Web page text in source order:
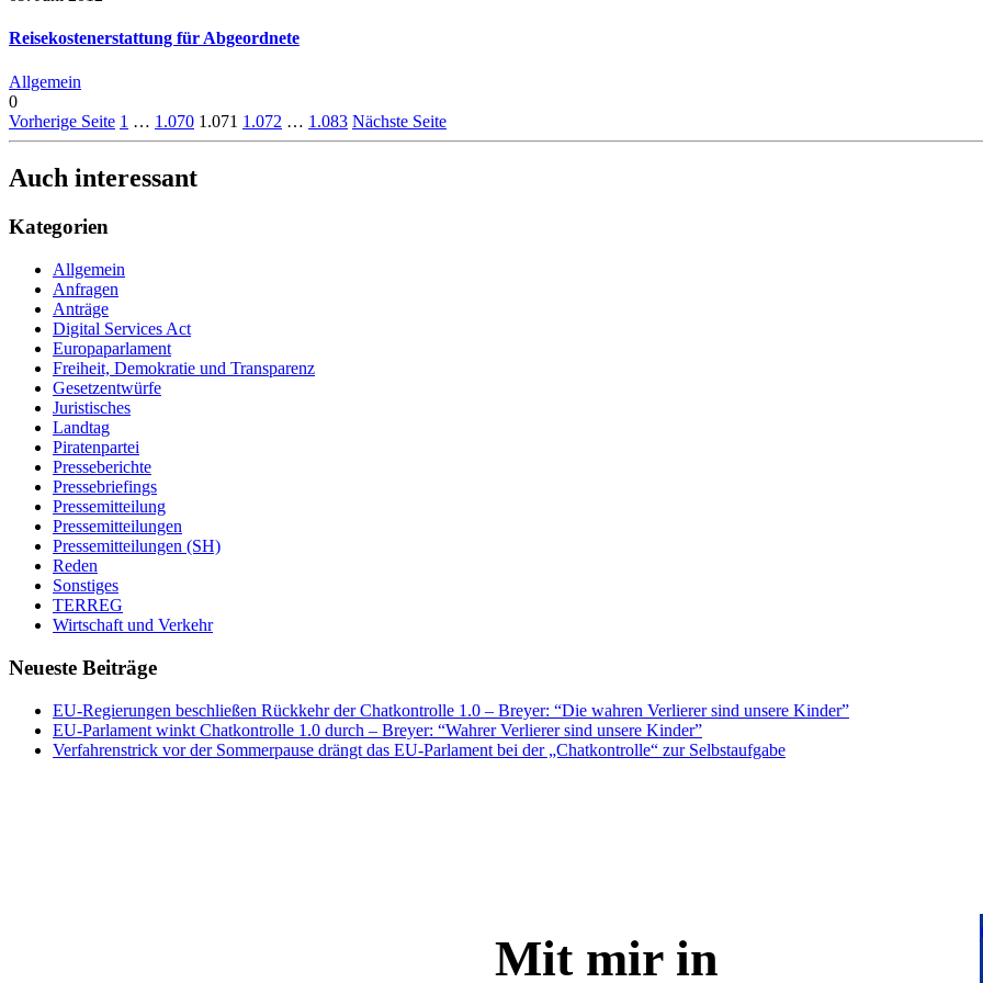
Reisekostenerstattung für Abgeordnete
Allgemein
0
Vorherige Seite 1 … 1.070 1.071 1.072 … 1.083 Nächste Seite
Auch interessant
Kategorien
Allgemein
Anfragen
Anträge
Digital Services Act
Europaparlament
Freiheit, Demokratie und Transparenz
Gesetzentwürfe
Juristisches
Landtag
Piratenpartei
Presseberichte
Pressebriefings
Pressemitteilung
Pressemitteilungen
Pressemitteilungen (SH)
Reden
Sonstiges
TERREG
Wirtschaft und Verkehr
Neueste Beiträge
EU-Regierungen beschließen Rückkehr der Chatkontrolle 1.0 – Breyer: “Die wahren Verlierer sind unsere Kinder”
EU-Parlament winkt Chatkontrolle 1.0 durch – Breyer: “Wahrer Verlierer sind unsere Kinder”
Verfahrenstrick vor der Sommerpause drängt das EU-Parlament bei der „Chatkontrolle“ zur Selbstaufgabe
Mit mir in